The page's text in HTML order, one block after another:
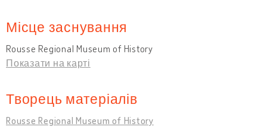
Місце заснування
Rousse Regional Museum of History
Показати на карті
Творець матеріалів
Rousse Regional Museum of History